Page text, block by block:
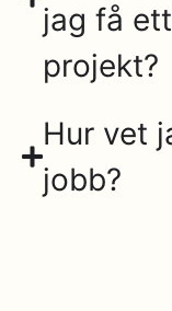
jag få
projekt?
Hur vet
jobb?